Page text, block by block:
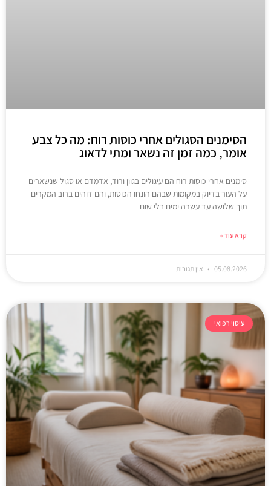
הסימנים הסגולים אחרי כוסות רוח: מה כל צבע
אומר, כמה זמן זה נשאר ומתי לדאוג
סימנים אחרי כוסות רוח הם עיגולים בגוון ורוד, אדמדם או סגול שנשארים
על העור בדיוק במקומות שבהם הונחו הכוסות, והם דוהים ברוב המקרים
תוך שלושה עד עשרה ימים בלי שום
קרא עוד »
05.08.2026 אין תגובות
עיסוי רפואי